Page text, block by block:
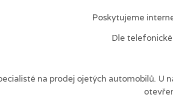
Poskytujeme
Dle
na prodej ojetých automobilů. U